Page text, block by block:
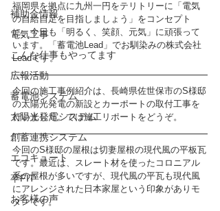
補助金情報
電気工事
こんな仕事もやってます
広報活動
蓄電池システム
太陽光発電システム
創蓄連携システム
エコキュート
卒FIT
お客様の声
福岡県を拠点に九州一円をテリトリーに「電気
の自給自足を目指しましょう」をコンセプト
に、今日も「明るく、笑顔、元気」に頑張って
います。「蓄電池Lead」でお馴染みの株式会社
Leadです。
今回の施工事例紹介は、長崎県佐世保市のS様邸
の太陽光発電の新設とカーポートの取付工事を
行いました。では施工リポートをどうぞ。
今回のS様邸の屋根は切妻屋根の現代風の平板瓦
です。最近は、スレート材を使ったコロニアル
系の屋根が多いですが、現代風の平瓦も現代風
にアレンジされた日本家屋という印象がありモ
ダンです。